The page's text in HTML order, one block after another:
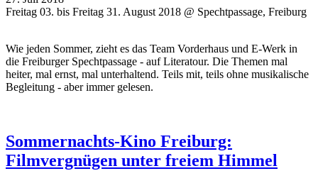
Freitag 03. bis Freitag 31. August 2018 @ Spechtpassage, Freiburg
Wie jeden Sommer, zieht es das Team Vorderhaus und E-Werk in
die Freiburger Spechtpassage - auf Literatour. Die Themen mal
heiter, mal ernst, mal unterhaltend. Teils mit, teils ohne musikalische
Begleitung - aber immer gelesen.
Sommernachts-Kino Freiburg:
Filmvergnügen unter freiem Himmel